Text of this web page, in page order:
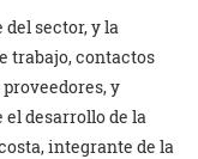
sector, y la
trabajo, contactos
y
desarrollo de la
integrante de la